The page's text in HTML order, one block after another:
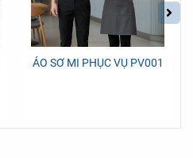
ÁO SƠ MI PHỤC VỤ PV001